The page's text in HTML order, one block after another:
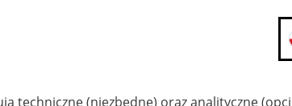
techniczne (niezbędne) oraz analityczne